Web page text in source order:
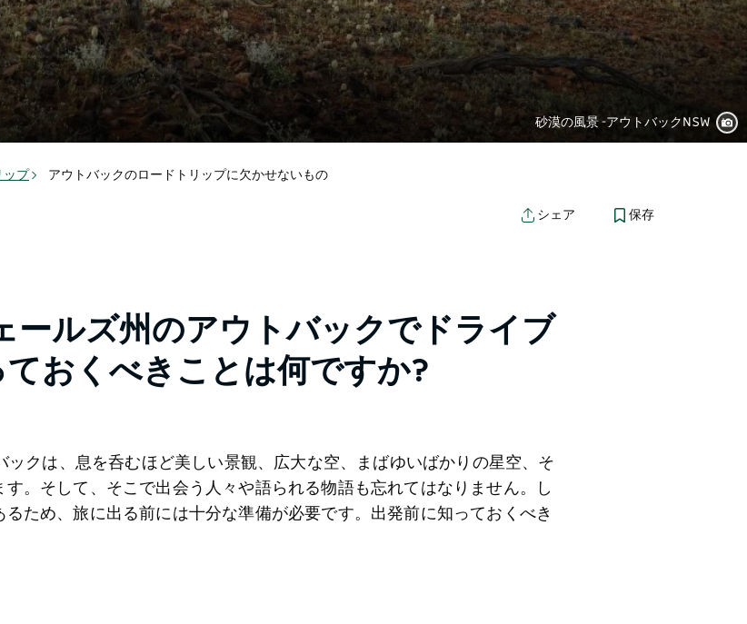
砂漠の風景 -アウトバックNSW
ップ アウトバックのロードトリップに欠かせないもの
シェア 保存
ールズ州のアウトバックでドライブ
おくべきことは何ですか?
クは、息を呑むほど美しい景観、広大な空、まばゆいばかりの星空、そ
。そして、そこで出会う人々や語られる物語も忘れてはなりません。し
ため、旅に出る前には十分な準備が必要です。出発前に知っておくべき